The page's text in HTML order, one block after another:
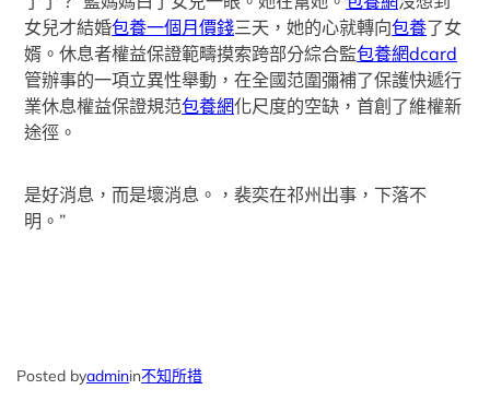
女兒才結婚包養一個月價錢三天，她的心就轉向包養了女
婿。休息者權益保證範疇摸索跨部分綜合監包養網dcard
管辦事的一項立異性舉動，在全國范圍彌補了保護快遞行
業休息權益保證規范包養網化尺度的空缺，首創了維權新
途徑。
是好消息，而是壞消息。，裴奕在祁州出事，下落不
明。”
Posted byadminin不知所措